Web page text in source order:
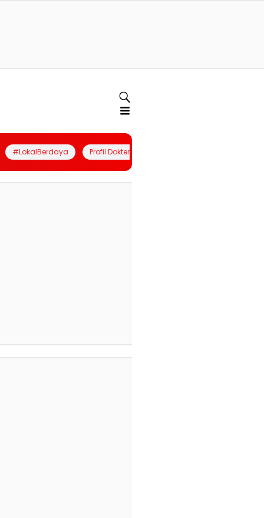
#LokalBerdaya Profil Dokter